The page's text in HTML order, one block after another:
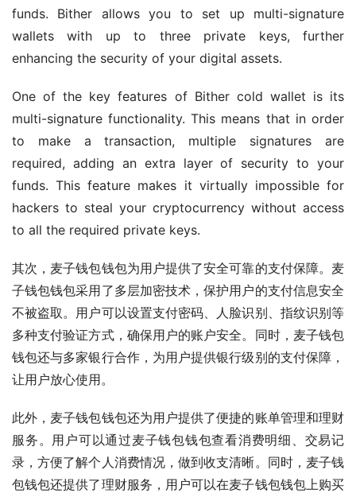
funds. Bither allows you to set up multi-signature
wallets with up to three private keys, further
enhancing the security of your digital assets.
One of the key features of Bither cold wallet is its
multi-signature functionality. This means that in order
to make a transaction, multiple signatures are
required, adding an extra layer of security to your
funds. This feature makes it virtually impossible for
hackers to steal your cryptocurrency without access
to all the required private keys.
其次，麦子钱包钱包为用户提供了安全可靠的支付保障。麦
子钱包钱包采用了多层加密技术，保护用户的支付信息安全
不被盗取。用户可以设置支付密码、人脸识别、指纹识别等
多种支付验证方式，确保用户的账户安全。同时，麦子钱包
钱包还与多家银行合作，为用户提供银行级别的支付保障，
让用户放心使用。
此外，麦子钱包钱包还为用户提供了便捷的账单管理和理财
服务。用户可以通过麦子钱包钱包查看消费明细、交易记
录，方便了解个人消费情况，做到收支清晰。同时，麦子钱
包钱包还提供了理财服务，用户可以在麦子钱包钱包上购买